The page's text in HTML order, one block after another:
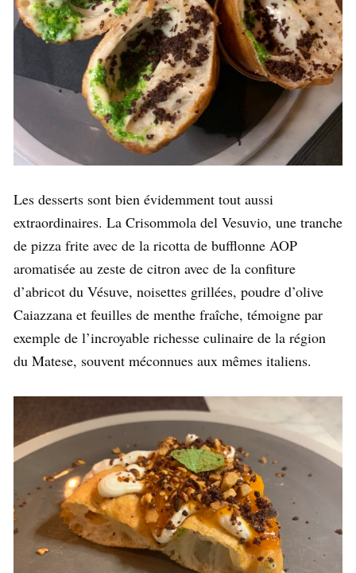
Les desserts sont bien évidemment tout aussi
extraordinaires. La Crisommola del Vesuvio, une tranche
de pizza frite avec de la ricotta de bufflonne AOP
aromatisée au zeste de citron avec de la confiture
d’abricot du Vésuve, noisettes grillées, poudre d’olive
Caiazzana et feuilles de menthe fraîche, témoigne par
exemple de l’incroyable richesse culinaire de la région
du Matese, souvent méconnues aux mêmes italiens.